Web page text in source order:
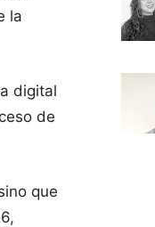
la
digital
de
que